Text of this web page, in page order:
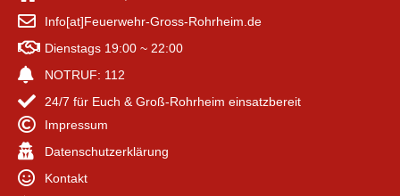
Info[at]Feuerwehr-Gross-Rohrheim.de
Dienstags 19:00 ~ 22:00
NOTRUF: 112
24/7 für Euch & Groß-Rohrheim einsatzbereit
Impressum
Datenschutzerklärung
Kontakt